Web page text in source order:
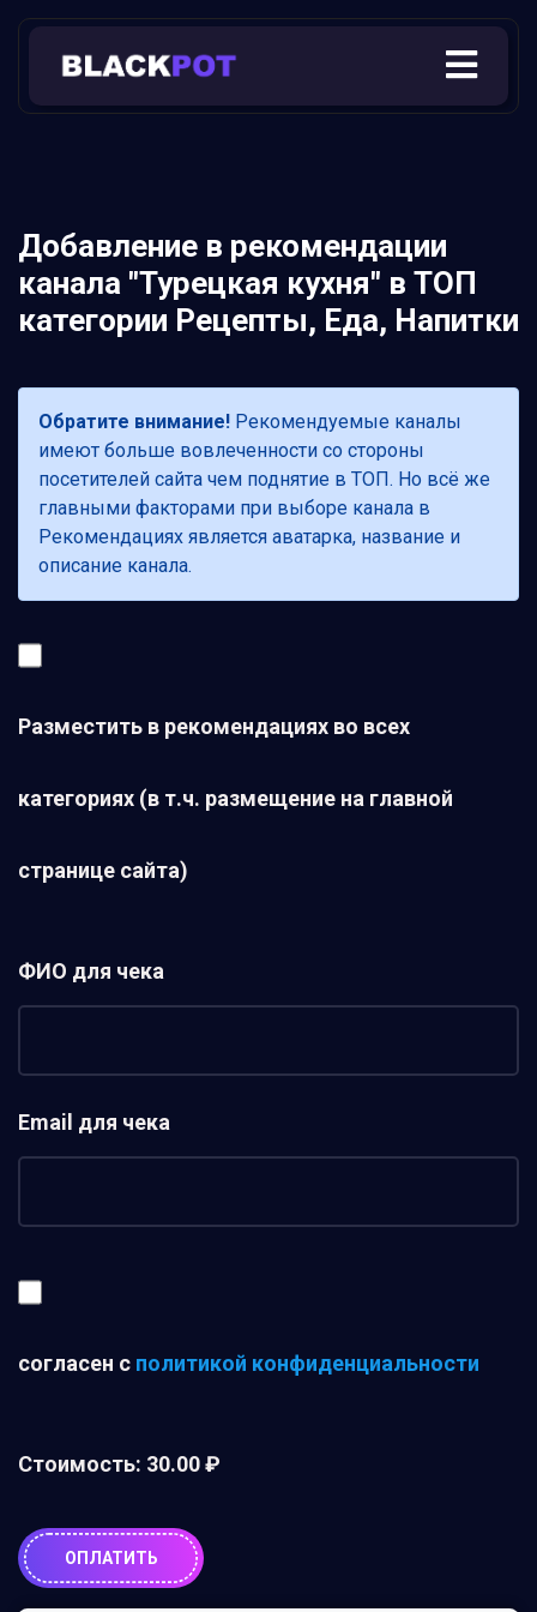
Добавление в рекомендации
канала "Турецкая кухня" в ТОП
категории Рецепты, Еда, Напитки
Обратите внимание! Рекомендуемые каналы
имеют больше вовлеченности со стороны
посетителей сайта чем поднятие в ТОП. Но всё же
главными факторами при выборе канала в
Рекомендациях является аватарка, название и
описание канала.
Разместить в рекомендациях во всех
категориях (в т.ч. размещение на главной
странице сайта)
ФИО для чека
Email для чека
согласен с политикой конфиденциальности
Стоимость: 30.00 ₽
ОПЛАТИТЬ